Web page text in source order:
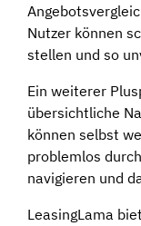
Nutzer können
stellen und so
Ein weiterer
übersichtliche
können selbst
problemlos
navigieren und
LeasingLama